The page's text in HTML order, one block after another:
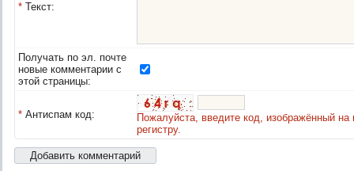
* Текст:
Получать по эл. почте
новые комментарии с
этой страницы:
* Антиспам код:
Пожалуйста, введите код, изображённый
регистру.